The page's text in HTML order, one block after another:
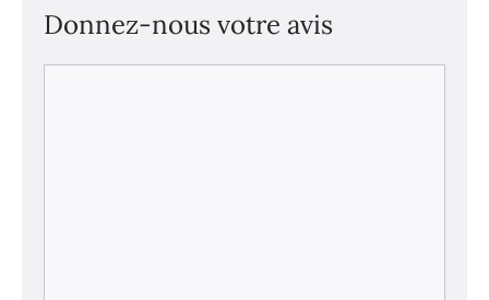
Donnez-nous votre avis